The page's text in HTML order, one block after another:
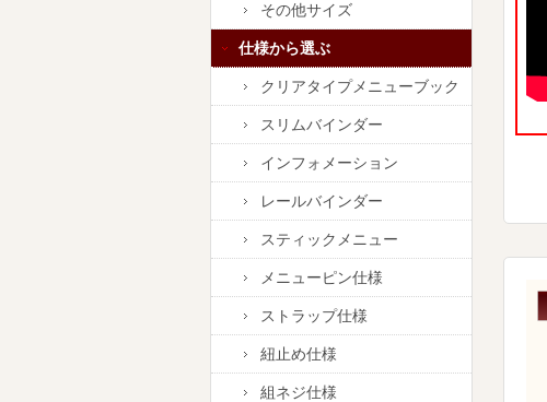
その他サイズ
仕様から選ぶ
クリアタイプメニューブック
スリムバインダー
インフォメーション
レールバインダー
スティックメニュー
メニューピン仕様
ストラップ仕様
紐止め仕様
組ネジ仕様